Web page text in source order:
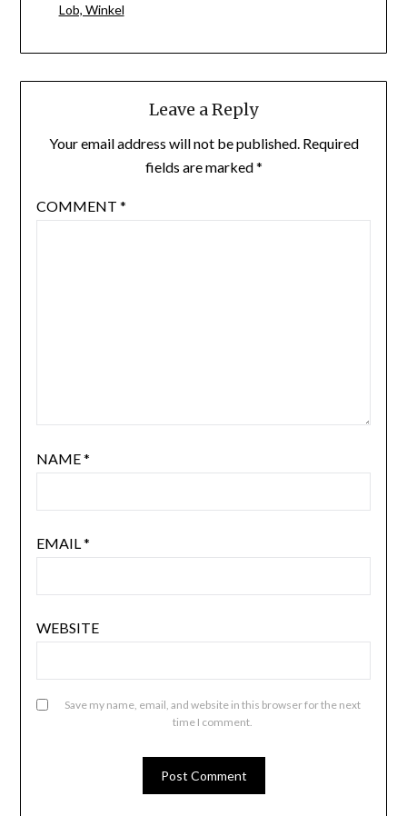
Lob, Winkel
Leave a Reply
Your email address will not be published. Required
fields are marked*
COMMENT *
NAME*
EMAIL*
WEBSITE
Save my name, email, and website in this browser for the next
time I comment.